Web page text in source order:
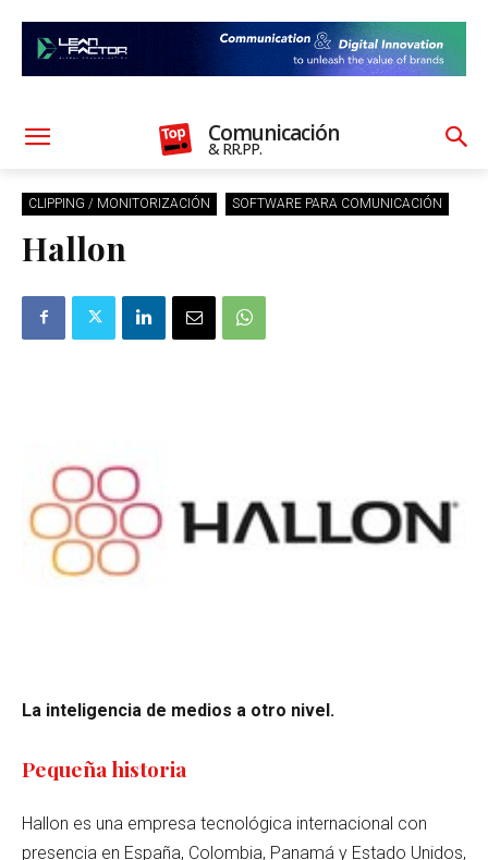
Comunicación
& RR.PP.
CLIPPING / MONITORIZACIÓN SOFTWARE PARA COMUNICACIÓN
Hallon
La inteligencia de medios a otro nivel.
Pequeña historia
Hallon es una empresa tecnológica internacional con
presencia en España, Colombia, Panamá y Estado Unidos,